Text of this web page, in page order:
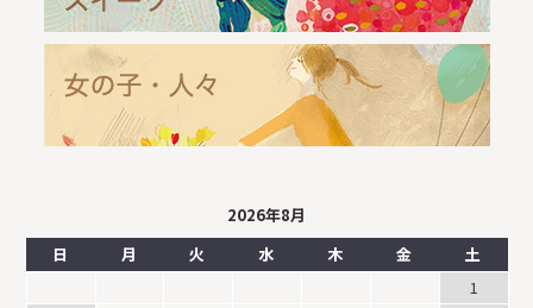
2026年8月
日
月 火 水 木 金
土
1